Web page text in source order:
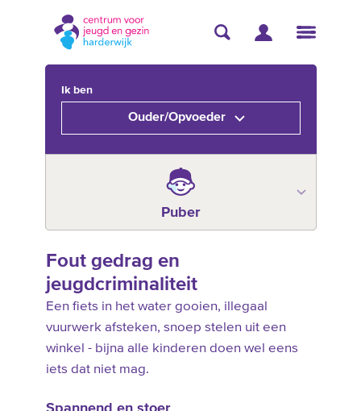
Ik ben
Ouder/Opvoeder
Puber
Fout gedrag en
jeugdcriminaliteit
Een fiets in het water gooien, illegaal
vuurwerk afsteken, snoep stelen uit een
winkel - bijna alle kinderen doen wel eens
iets dat niet mag.